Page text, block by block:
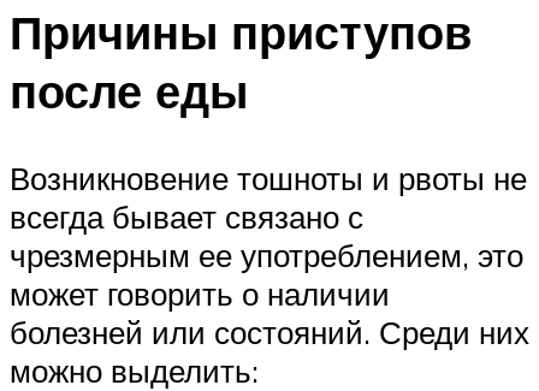
Причины приступов
после еды
Возникновение тошноты и рвоты не
всегда бывает связано с
чрезмерным ее употреблением, это
может говорить о наличии
болезней или состояний. Среди них
можно выделить: